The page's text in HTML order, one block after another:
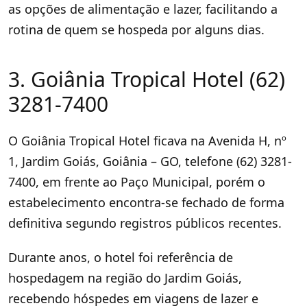
as opções de alimentação e lazer, facilitando a
rotina de quem se hospeda por alguns dias.
3. Goiânia Tropical Hotel (62)
3281-7400
O Goiânia Tropical Hotel ficava na Avenida H, nº
1, Jardim Goiás, Goiânia – GO, telefone (62) 3281-
7400, em frente ao Paço Municipal, porém o
estabelecimento encontra-se fechado de forma
definitiva segundo registros públicos recentes.
Durante anos, o hotel foi referência de
hospedagem na região do Jardim Goiás,
recebendo hóspedes em viagens de lazer e